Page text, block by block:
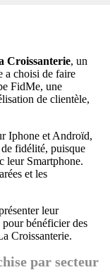
Croissanterie, un
a choisi de faire
FidMe, une
de clientèle,
Iphone et Androïd,
fidélité, puisque
leur Smartphone.
et les
leur
bénéficier des
Croissanterie.
par secteur